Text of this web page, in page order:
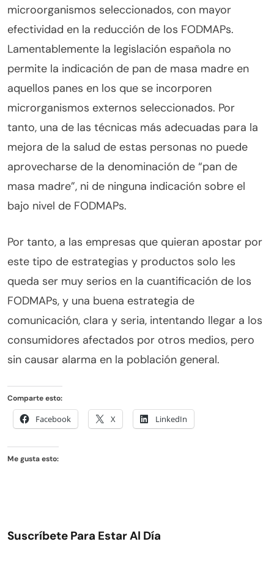
microorganismos seleccionados, con mayor
efectividad en la reducción de los FODMAPs.
Lamentablemente la legislación española no
permite la indicación de pan de masa madre en
aquellos panes en los que se incorporen
microrganismos externos seleccionados. Por
tanto, una de las técnicas más adecuadas para la
mejora de la salud de estas personas no puede
aprovecharse de la denominación de “pan de
masa madre”, ni de ninguna indicación sobre el
bajo nivel de FODMAPs.
Por tanto, a las empresas que quieran apostar por
este tipo de estrategias y productos solo les
queda ser muy serios en la cuantificación de los
FODMAPs, y una buena estrategia de
comunicación, clara y seria, intentando llegar a los
consumidores afectados por otros medios, pero
sin causar alarma en la población general.
Comparte esto:
Facebook X LinkedIn
Me gusta esto:
Suscríbete Para Estar Al Día